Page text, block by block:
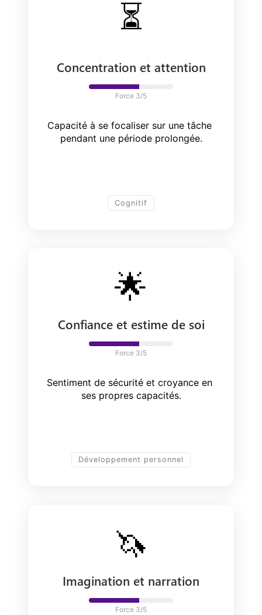
⏳
Concentration et attention
Force 3/5
Capacité à se focaliser sur une tâche
pendant une période prolongée.
Cognitif
🌟
Confiance et estime de soi
Force 3/5
Sentiment de sécurité et croyance en
ses propres capacités.
Développement personnel
🦄
Imagination et narration
Force 3/5